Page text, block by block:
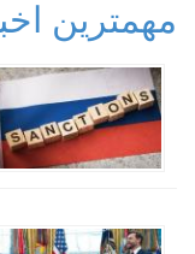
مهمترین